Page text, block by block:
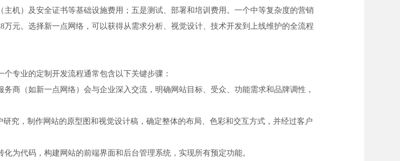
机）及安全证书等基础设施费用；五是测试、部署和培训费用。一个中等复杂度的营销
元。选择新一点网络，可以获得从需求分析、视觉设计、技术开发到上线维护的全流程
专业的定制开发流程通常包含以下关键步骤：
商（如新一点网络）会与企业深入交流，明确网站目标、受众、功能需求和品牌调性，
究，制作网站的原型图和视觉设计稿，确定整体的布局、色彩和交互方式，并经过客户
为代码，构建网站的前端界面和后台管理系统，实现所有预定功能。